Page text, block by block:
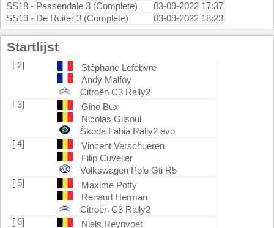
SS18 - Passendale 3 (Complete)
03-09-2022 17:37
SS19 - De Ruiter 3 (Complete)
03-09-2022 18:23
Startlijst
[ 2]
Stéphane Lefebvre
Andy Malfoy
Citroën C3 Rally2
[ 3]
Gino Bux
Nicolas Gilsoul
Škoda Fabia Rally2 evo
[ 4]
Vincent Verschueren
Filip Cuvelier
Volkswagen Polo Gti R5
[ 5]
Maxime Potty
Renaud Herman
Citroën C3 Rally2
[ 6]
Niels Reynvoet